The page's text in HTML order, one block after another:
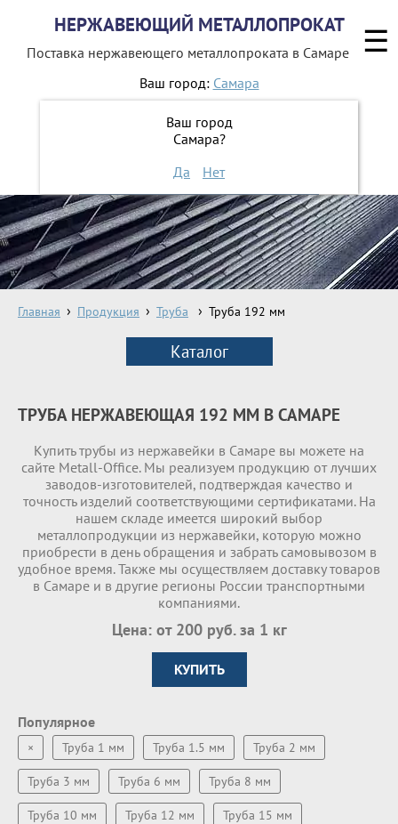
НЕРЖАВЕЮЩИЙ МЕТАЛЛОПРОКАТ
Поставка нержавеющего металлопроката в Самаре
Ваш город: Самара
Ваш город
Самара?
Да
Нет
8 800 551-16-44
ЗАКАЗАТЬ ОБРАТНЫЙ ЗВОНОК
Главная Продукция Труба Труба 192 мм
Каталог
ТРУБА НЕРЖАВЕЮЩАЯ 192 ММ В САМАРЕ
Купить трубы из нержавейки в Самаре вы можете на
сайте Metall-Office. Мы реализуем продукцию от лучших
заводов-изготовителей, подтверждая качество и
точность изделий соответствующими сертификатами. На
нашем складе имеетcя широкий выбор
металлопродукции из нержавейки, которую можно
приобрести в день обращения и забрать самовывозом в
удобное время. Также мы осуществляем доставку товаров
в Самаре и в другие регионы России транспортными
компаниями.
Цена: от 200 руб. за 1 кг
КУПИТЬ
Популярное
× Труба 1 мм Труба 1.5 мм Труба 2 мм
Труба 3 мм Труба 6 мм Труба 8 мм
Труба 10 мм Труба 12 мм Труба 15 мм
☰